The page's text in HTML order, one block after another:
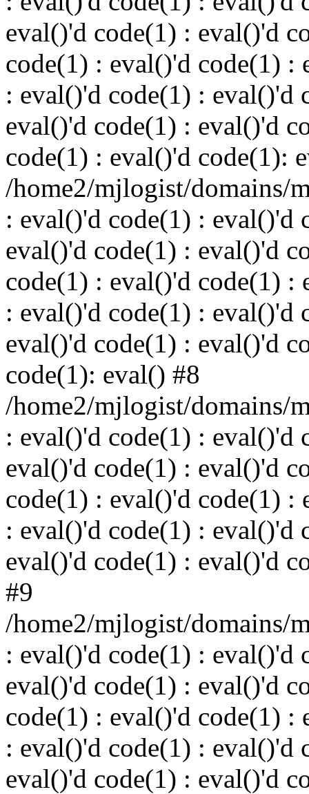
eval()'d code(1) : eval()'d
code(1) : eval()'d code(1) :
: eval()'d code(1) : eval()'d
eval()'d code(1) : eval()'d
code(1) : eval()'d code(1):
/home2/mjlogist/domains/
: eval()'d code(1) : eval()'d
eval()'d code(1) : eval()'d
code(1) : eval()'d code(1) :
: eval()'d code(1) : eval()'d
eval()'d code(1) : eval()'d
code(1): eval() #8
/home2/mjlogist/domains/
: eval()'d code(1) : eval()'d
eval()'d code(1) : eval()'d
code(1) : eval()'d code(1) :
: eval()'d code(1) : eval()'d
eval()'d code(1) : eval()'d
#9
/home2/mjlogist/domains/
: eval()'d code(1) : eval()'d
eval()'d code(1) : eval()'d
code(1) : eval()'d code(1) :
: eval()'d code(1) : eval()'d
eval()'d code(1) : eval()'d